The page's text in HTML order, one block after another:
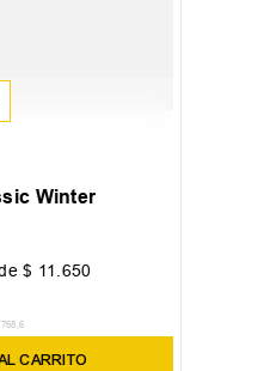
Winter
$ 11.650
768 ,6
CARRITO